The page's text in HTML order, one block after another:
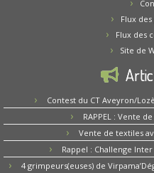
Flux
Flux des
Site de
Contest du CT Aveyron/
RAPPEL : Vente
Vente de textiles
Rappel : Challenge
4 grimpeurs(euses) de